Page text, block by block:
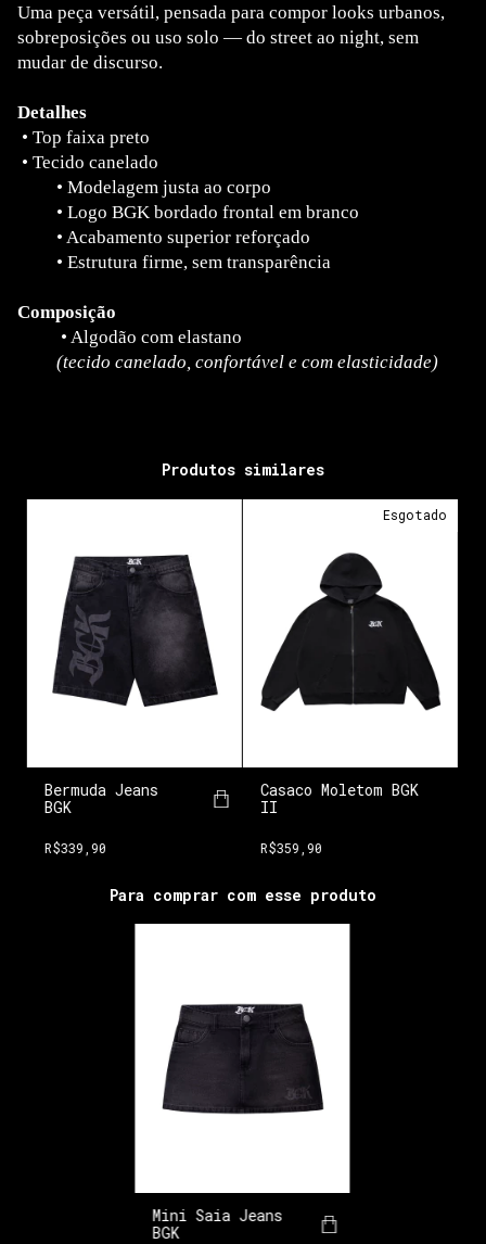
Uma peça versátil, pensada para compor looks urbanos,
sobreposições ou uso solo — do street ao night, sem
mudar de discurso.
Detalhes
• Top faixa preto
• Tecido canelado
• Modelagem justa ao corpo
• Logo BGK bordado frontal em branco
• Acabamento superior reforçado
• Estrutura firme, sem transparência
Composição
• Algodão com elastano
(tecido canelado, confortável e com elasticidade)
Produtos similares
Bermuda Jeans
BGK
R$339,90
Esgotado
Casaco Moletom BGK
II
R$359,90
Para comprar com esse produto
Mini Saia Jeans
BGK